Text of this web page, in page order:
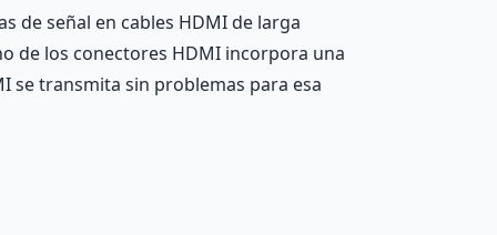
de señal en cables HDMI de larga
de los conectores HDMI incorpora una
se transmita sin problemas para esa